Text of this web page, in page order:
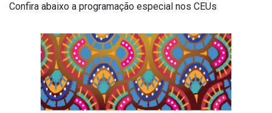
Confira abaixo a programação especial nos CEUs